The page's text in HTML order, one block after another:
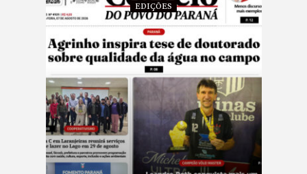
EDIÇÕES